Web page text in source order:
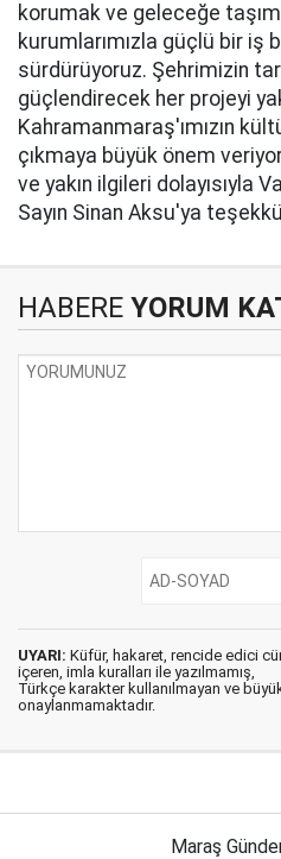
korumak ve geleceğe
kurumlarımızla güçlü bir iş
sürdürüyoruz. Şehrimizin
güçlendirecek her projeyi
Kahramanmaraş'ımızın
çıkmaya büyük önem
ve yakın ilgileri dolayısıyla
Sayın Sinan Aksu'ya
HABERE YORUM
UYARI: Küfür, hakaret, rencide edici
içeren, imla kuralları ile yazılmamış,
Türkçe karakter kullanılmayan ve
onaylanmamaktadır.
Maraş